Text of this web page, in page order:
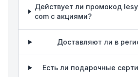
Действует ли промокод
com с акциями?
Доставляют ли в
Есть ли подарочные